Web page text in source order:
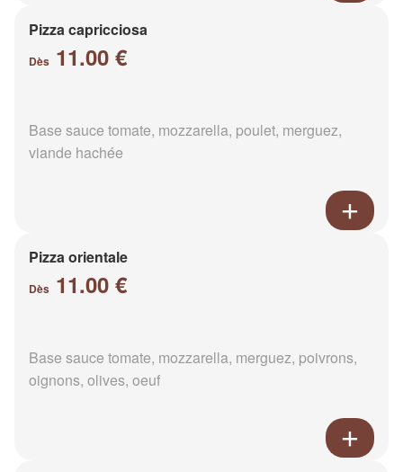
Pizza capricciosa
Dès 11.00 €
Base sauce tomate, mozzarella, poulet, merguez,
viande hachée
Pizza orientale
Dès 11.00 €
Base sauce tomate, mozzarella, merguez, poivrons,
oignons, olives, oeuf